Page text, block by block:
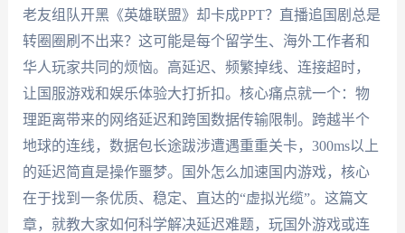
老友组队开黑《英雄联盟》却卡成PPT？直播追国剧总是
转圈圈刷不出来？这可能是每个留学生、海外工作者和
华人玩家共同的烦恼。高延迟、频繁掉线、连接超时，
让国服游戏和娱乐体验大打折扣。核心痛点就一个：物
理距离带来的网络延迟和跨国数据传输限制。跨越半个
地球的连线，数据包长途跋涉遭遇重重关卡，300ms以上
的延迟简直是操作噩梦。国外怎么加速国内游戏，核心
在于找到一条优质、稳定、直达的“虚拟光缆”。这篇文
章，就教大家如何科学解决延迟难题，玩国外游戏或连